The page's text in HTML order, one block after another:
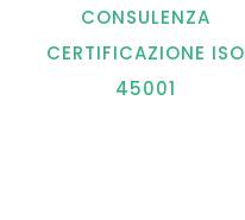
CONSULENZA
CERTIFICAZIONE ISO
45001